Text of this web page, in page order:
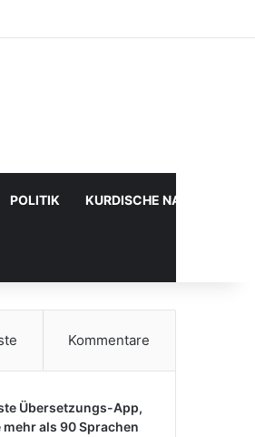
POLITIK KURDISCHE
Kommentare
Übersetzungs-App,
mehr als 90 Sprachen